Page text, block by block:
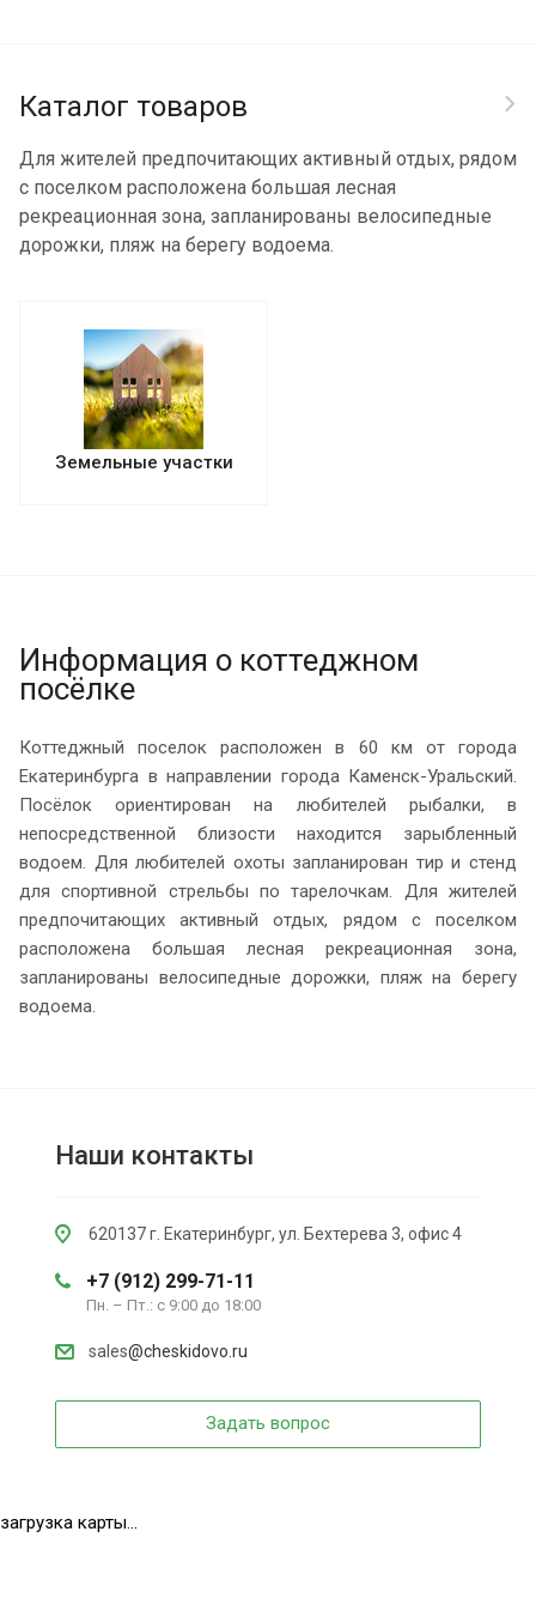
Каталог товаров
Для жителей предпочитающих активный отдых, рядом
с поселком расположена большая лесная
рекреационная зона, запланированы велосипедные
дорожки, пляж на берегу водоема.
Земельные участки
Информация о коттеджном
посёлке
Коттеджный поселок расположен в 60 км от города
Екатеринбурга в направлении города Каменск-Уральский.
Посёлок ориентирован на любителей рыбалки, в
непосредственной близости находится зарыбленный
водоем. Для любителей охоты запланирован тир и стенд
для спортивной стрельбы по тарелочкам. Для жителей
предпочитающих активный отдых, рядом с поселком
расположена большая лесная рекреационная зона,
запланированы велосипедные дорожки, пляж на берегу
водоема.
Наши контакты
620137 г. Екатеринбург, ул. Бехтерева 3, офис 4
+7 (912) 299-71-11
Пн. – Пт.: с 9:00 до 18:00
sales@cheskidovo.ru
Задать вопрос
загрузка карты...